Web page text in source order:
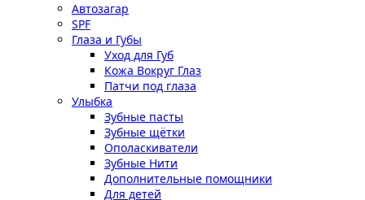
Автозагар
SPF
Глаза и Губы
Уход для Губ
Кожа Вокруг Глаз
Патчи под глаза
Улыбка
Зубные пасты
Зубные щётки
Ополаскиватели
Зубные Нити
Дополнительные помощники
Для детей